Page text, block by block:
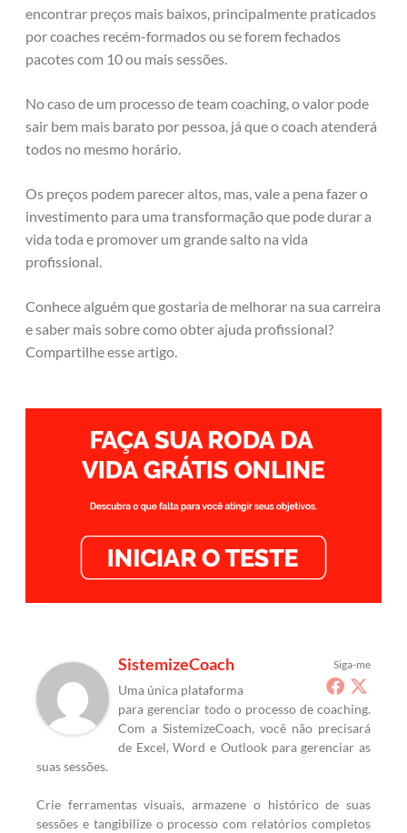
encontrar preços mais baixos, principalmente praticados
por coaches recém-formados ou se forem fechados
pacotes com 10 ou mais sessões.
No caso de um processo de team coaching, o valor pode
sair bem mais barato por pessoa, já que o coach atenderá
todos no mesmo horário.
Os preços podem parecer altos, mas, vale a pena fazer o
investimento para uma transformação que pode durar a
vida toda e promover um grande salto na vida
profissional.
Conhece alguém que gostaria de melhorar na sua carreira
e saber mais sobre como obter ajuda profissional?
Compartilhe esse artigo.
Siga-me
SistemizeCoach
Uma única plataforma
para gerenciar todo o processo de coaching.
Com a SistemizeCoach, você não precisará
de Excel, Word e Outlook para gerenciar as
suas sessões.
Crie ferramentas visuais, armazene o histórico de suas
sessões e tangibilize o processo com relatórios completos